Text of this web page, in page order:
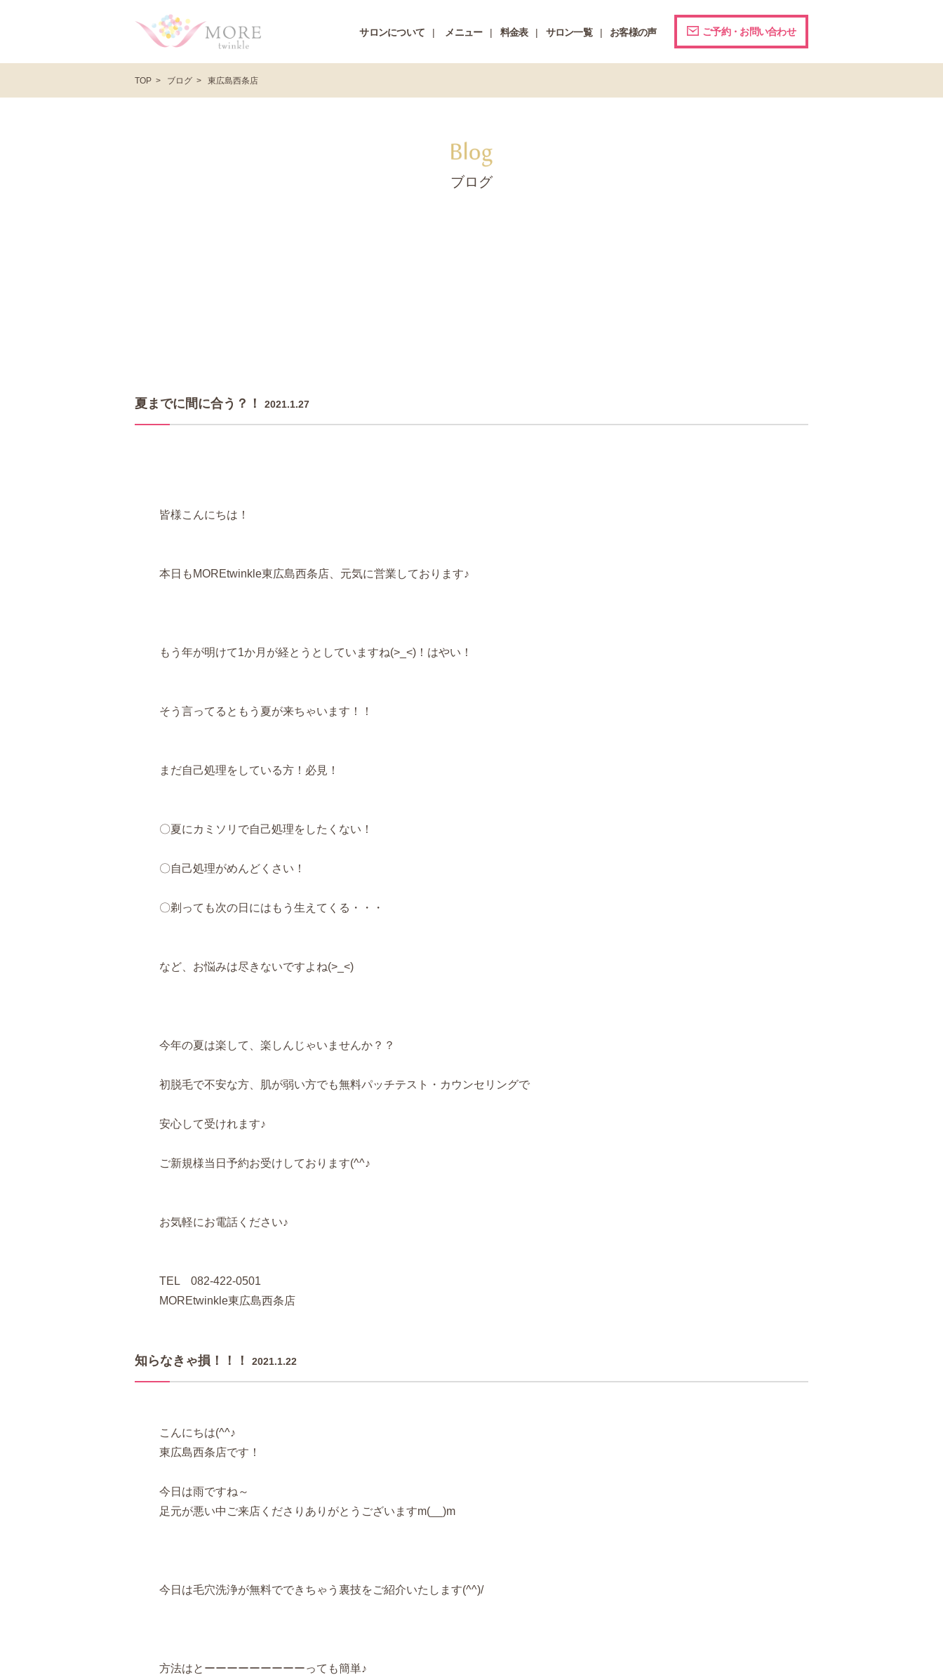
サロンについて メニュー 料金表 サロン一覧 お客様の声 ご予約・お問い合わせ
TOP ブログ 東広島西条店
ブログ
夏までに間に合う？！ 2021.1.27
皆様こんにちは！
本日もMOREtwinkle東広島西条店、元気に営業しております♪
もう年が明けて1か月が経とうとしていますね(>_<)！はやい！
そう言ってるともう夏が来ちゃいます！！
まだ自己処理をしている方！必見！
〇夏にカミソリで自己処理をしたくない！
〇自己処理がめんどくさい！
〇剃っても次の日にはもう生えてくる・・・
など、お悩みは尽きないですよね(>_<)
今年の夏は楽して、楽しんじゃいませんか？？
初脱毛で不安な方、肌が弱い方でも無料パッチテスト・カウンセリングで
安心して受けれます♪
ご新規様当日予約お受けしております(^^♪
お気軽にお電話ください♪
TEL 082-422-0501
MOREtwinkle東広島西条店
知らなきゃ損！！！ 2021.1.22
こんにちは(^^♪
東広島西条店です！
今日は雨ですね～
足元が悪い中ご来店くださりありがとうございますm(__)m
今日は毛穴洗浄が無料でできちゃう裏技をご紹介いたします(^^)/
方法はとーーーーーーーーーっても簡単♪